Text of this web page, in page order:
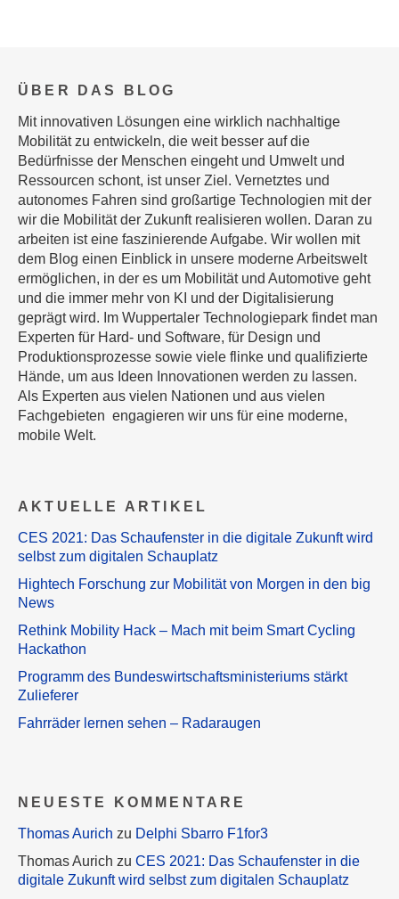
ÜBER DAS BLOG
Mit innovativen Lösungen eine wirklich nachhaltige
Mobilität zu entwickeln, die weit besser auf die
Bedürfnisse der Menschen eingeht und Umwelt und
Ressourcen schont, ist unser Ziel. Vernetztes und
autonomes Fahren sind großartige Technologien mit der
wir die Mobilität der Zukunft realisieren wollen. Daran zu
arbeiten ist eine faszinierende Aufgabe. Wir wollen mit
dem Blog einen Einblick in unsere moderne Arbeitswelt
ermöglichen, in der es um Mobilität und Automotive geht
und die immer mehr von KI und der Digitalisierung
geprägt wird. Im Wuppertaler Technologiepark findet man
Experten für Hard- und Software, für Design und
Produktionsprozesse sowie viele flinke und qualifizierte
Hände, um aus Ideen Innovationen werden zu lassen.
Als Experten aus vielen Nationen und aus vielen
Fachgebieten engagieren wir uns für eine moderne,
mobile Welt.
AKTUELLE ARTIKEL
CES 2021: Das Schaufenster in die digitale Zukunft wird
selbst zum digitalen Schauplatz
Hightech Forschung zur Mobilität von Morgen in den big
News
Rethink Mobility Hack – Mach mit beim Smart Cycling
Hackathon
Programm des Bundeswirtschaftsministeriums stärkt
Zulieferer
Fahrräder lernen sehen – Radaraugen
NEUESTE KOMMENTARE
Thomas Aurich zu Delphi Sbarro F1for3
Thomas Aurich zu CES 2021: Das Schaufenster in die
digitale Zukunft wird selbst zum digitalen Schauplatz